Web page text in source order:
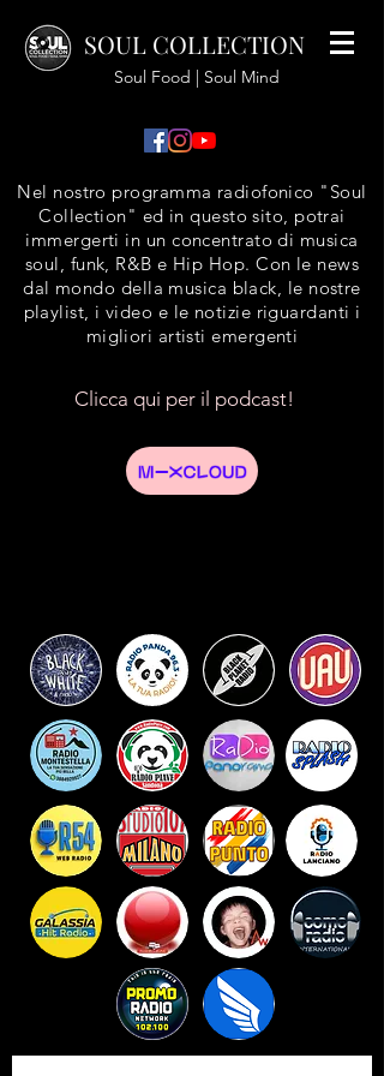
SOUL COLLECTION
Soul Food | Soul Mind
Nel nostro programma radiofonico "Soul
Collection" ed in questo sito, potrai
immergerti in un concentrato di musica
soul, funk, R&B e Hip Hop. Con le news
dal mondo della musica black, le nostre
playlist, i video e le notizie riguardanti i
migliori artisti emergenti
Clicca qui per il podcast!